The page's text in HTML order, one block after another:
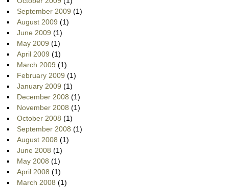
September 2009 (1)
August 2009 (1)
June 2009 (1)
May 2009 (1)
April 2009 (1)
March 2009 (1)
February 2009 (1)
January 2009 (1)
December 2008 (1)
November 2008 (1)
October 2008 (1)
September 2008 (1)
August 2008 (1)
June 2008 (1)
May 2008 (1)
April 2008 (1)
March 2008 (1)